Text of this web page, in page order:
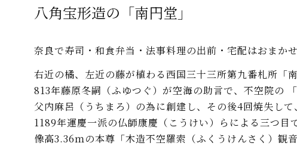
八角宝形造の「南円堂」
奈良で寿司・和食弁当・法事料理の出前・宅配はおまか
右近の橘、左近の藤が植わる西国三十三所第九番札所「南
813年藤原冬嗣（ふゆつぐ）が空海の助言で、不空院の
父内麻呂（うちまろ）の為に創建し、その後4回焼失して
1189年運慶一派の仏師康慶（こうけい）らによる三つ目
像高3.36ｍの本尊「木造不空羅索（ふくうけんさく）観